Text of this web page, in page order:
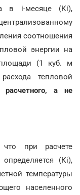
в і-месяце (Кі),
соотношения
энергии на
(1 куб. м
тепловой
расчетного, а не
при расчете
(Кі),
температуры
населенного